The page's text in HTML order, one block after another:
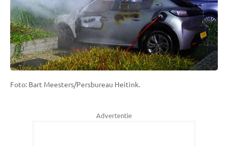
Foto: Bart Meesters/Persbureau Heitink.
Advertentie